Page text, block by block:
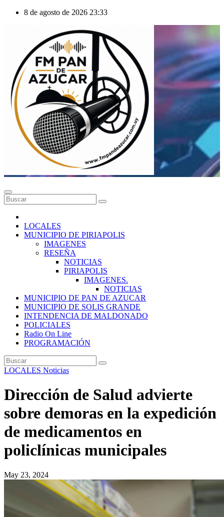
Saltar
8 de agosto de 2026 23:33
LOCALES
MUNICIPIO DE PIRIAPOLIS
IMAGENES
RESEÑA
NOTICIAS
PIRIAPOLIS
IMAGENES.
NOTICIAS
MUNICIPIO DE PAN DE AZUCAR
MUNICIPIO DE SOLIS GRANDE
INTENDENCIA DE MALDONADO
POLICIALES
Radio On Line
PROGRAMACIÓN
LOCALES Noticias
Dirección de Salud advierte
sobre demoras en la expedición
de medicamentos en
policlínicas municipales
May 23, 2024